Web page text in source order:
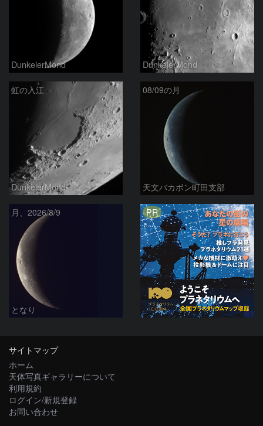
DunkelerMond DunkelerMond
虹の入江
DunkelerMond
08/09の月
天文バカボン町田支部
月、2026/8/9
となり
PR
サイトマップ
ホーム
天体写真ギャラリーについて
利用規約
ログイン/新規登録
お問い合わせ